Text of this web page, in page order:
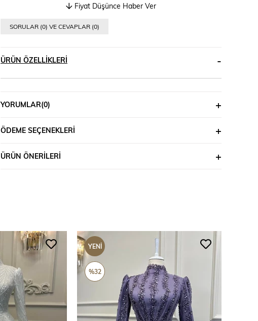
Fiyat Düşünce Haber Ver
SORULAR (0) VE CEVAPLAR (0)
ÜRÜN ÖZELLIKLERI
YORUMLAR(0)
ÖDEME SEÇENEKLERI
ÜRÜN ÖNERILERI
YENI
ÜRÜN
%32